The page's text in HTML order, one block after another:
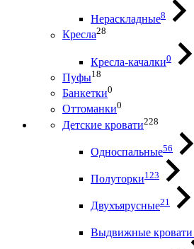
Нераскладные8
Кресла28
Кресла-качалки0
Пуфы18
Банкетки0
Оттоманки0
Детские кровати228
Односпальные56
Полуторки123
Двухъярусные21
Выдвижные кровати